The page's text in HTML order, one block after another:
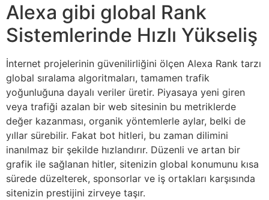
Alexa gibi global Rank
Sistemlerinde Hızlı Yükseliş
İnternet projelerinin güvenilirliğini ölçen Alexa Rank tarzı
global sıralama algoritmaları, tamamen trafik
yoğunluğuna dayalı veriler üretir. Piyasaya yeni giren
veya trafiği azalan bir web sitesinin bu metriklerde
değer kazanması, organik yöntemlerle aylar, belki de
yıllar sürebilir. Fakat bot hitleri, bu zaman dilimini
inanılmaz bir şekilde hızlandırır. Düzenli ve artan bir
grafik ile sağlanan hitler, sitenizin global konumunu kısa
sürede düzelterek, sponsorlar ve iş ortakları karşısında
sitenizin prestijini zirveye taşır.